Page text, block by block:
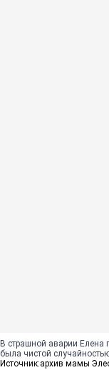
В страшной аварии Елена
была чистой
Источник:архив мамы